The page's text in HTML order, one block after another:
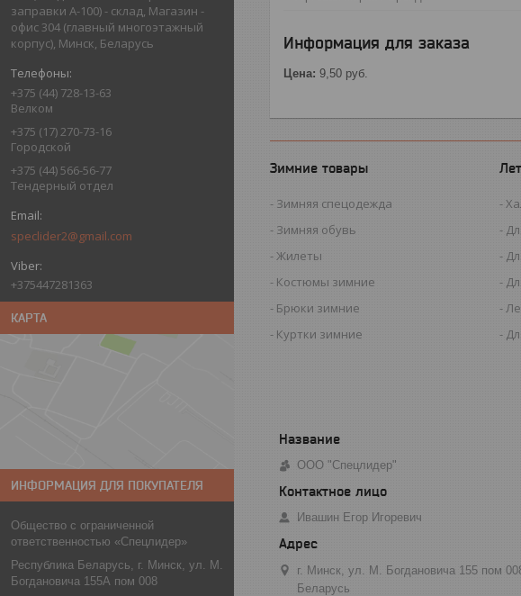
заправки А-100) - склад, Магазин -
офис 304 (главный многоэтажный
корпус), Минск, Беларусь
+375 (44) 728-13-63
Велком
+375 (17) 270-73-16
Городской
+375 (44) 566-56-77
Тендерный отдел
speclider2@gmail.com
+375447281363
КАРТА
ИНФОРМАЦИЯ ДЛЯ ПОКУПАТЕЛЯ
Общество с ограниченной
ответственностью «Спецлидер»
Республика Беларусь, г. Минск, ул. М.
Богдановича 155А пом 008
Информация для заказа
Цена: 9,50 руб.
Зимние товары
Зимняя спецодежда
Зимняя обувь
Жилеты
Костюмы зимние
Брюки зимние
Куртки зимние
ООО "Спецлидер"
Ивашин Егор Игоревич
г. Минск, ул. М. Богдановича 155 пом
Беларусь